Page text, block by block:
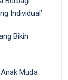
Individual’
Bikin
Muda